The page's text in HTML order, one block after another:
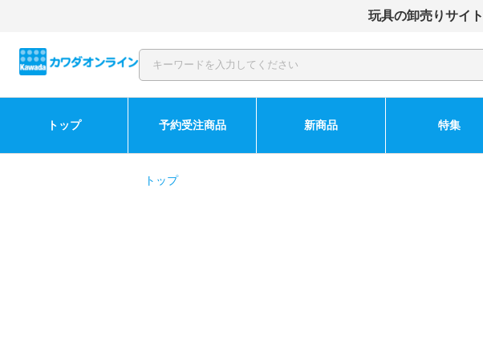
玩具の卸売りサイト
トップ 予約受注商品 新商品 特集
トップ